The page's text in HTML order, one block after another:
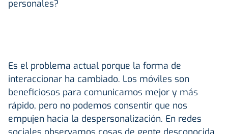
personales?
Es el problema actual porque la forma de
interaccionar ha cambiado. Los móviles son
beneficiosos para comunicarnos mejor y más
rápido, pero no podemos consentir que nos
empujen hacia la despersonalización. En redes